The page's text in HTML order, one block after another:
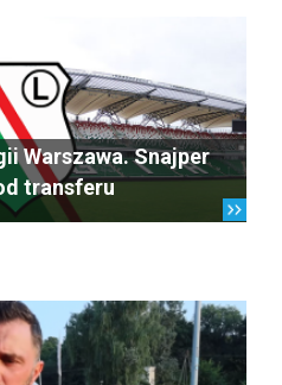
Warszawa. Snajper
transferu